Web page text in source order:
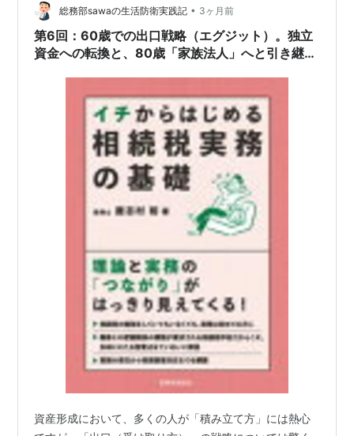
す！」「久しぶり！」という元気な声が飛び交い、会場
は一瞬で笑顔と熱気に包まれます。 普段は電話やSNSで
情報交換をしている仲間たちと直…
総務部sawaの生活防衛実践記 • 3ヶ月前
第6回：60歳での出口戦略（エグジット）。独立
資金への転換と、80歳「家族法人」へと引き継ぐ
資産形成において、多くの人が「積み立て方」には熱心